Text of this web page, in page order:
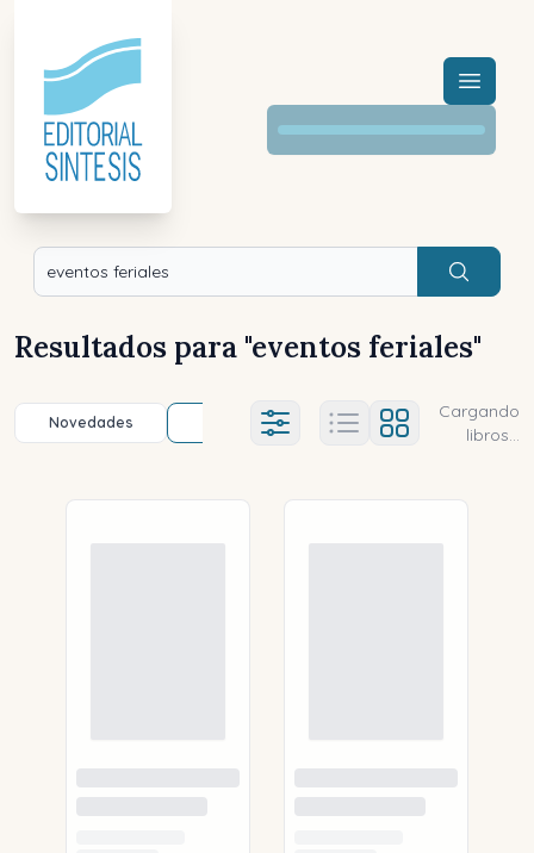
Menú
Buscar
Resultados para "eventos feriales"
Novedades Título (a-z) Título (z-a)
Ajustes abierto
Cargando
libros...